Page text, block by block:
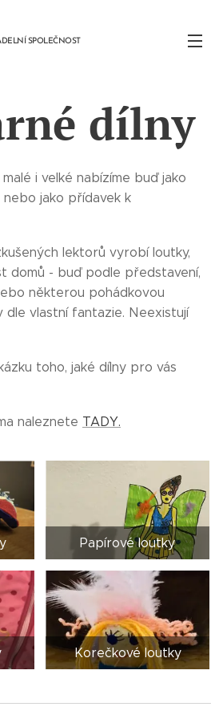
SPOLEČNOST
dílny
i velké nabízíme buď jako
jako přídavek k
lektorů vyrobí loutky,
domů - buď podle představení,
některou pohádkovou
dle vlastní fantazie. Neexistují
toho, jaké dílny pro vás
naleznete TADY.
Papírové loutky
Korečkové loutky